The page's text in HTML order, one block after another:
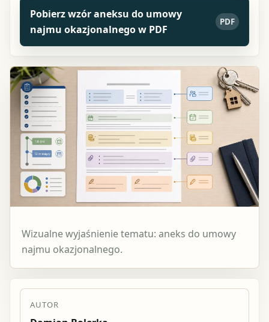
Pobierz wzór aneksu do umowy
najmu okazjonalnego w PDF
PDF
Wizualne wyjaśnienie tematu: aneks do umowy
najmu okazjonalnego.
AUTOR